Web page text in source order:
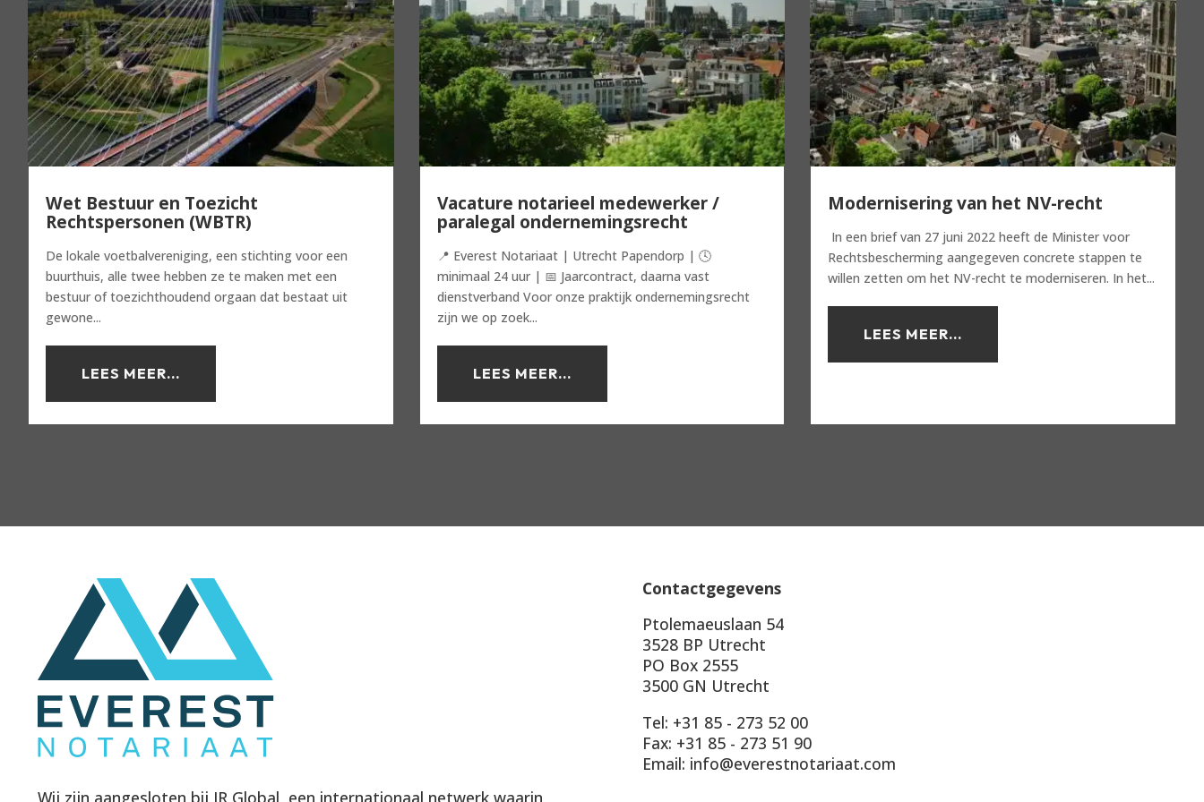
Wet Bestuur en Toezicht
Rechtspersonen (WBTR)
De lokale voetbalvereniging, een stichting voor een
buurthuis, alle twee hebben ze te maken met een
bestuur of toezichthoudend orgaan dat bestaat uit
gewone...
LEES MEER...
Vacature notarieel medewerker /
paralegal ondernemingsrecht
📍 Everest Notariaat | Utrecht Papendorp | 🕓
minimaal 24 uur | 📅 Jaarcontract, daarna vast
dienstverband Voor onze praktijk ondernemingsrecht
zijn we op zoek...
LEES MEER...
Modernisering van het NV-recht
In een brief van 27 juni 2022 heeft de Minister voor
Rechtsbescherming aangegeven concrete stappen te
willen zetten om het NV-recht te moderniseren. In het...
LEES MEER...
Wij zijn aangesloten bij IR Global, een internationaal netwerk waarin
Contactgegevens
Ptolemaeuslaan 54
3528 BP Utrecht
PO Box 2555
3500 GN Utrecht
Tel: +31 85 - 273 52 00
Fax: +31 85 - 273 51 90
Email: info@everestnotariaat.com